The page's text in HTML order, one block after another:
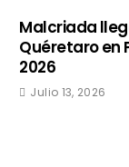
Malcriada
Quéretaro en
2026
Julio 13, 2026